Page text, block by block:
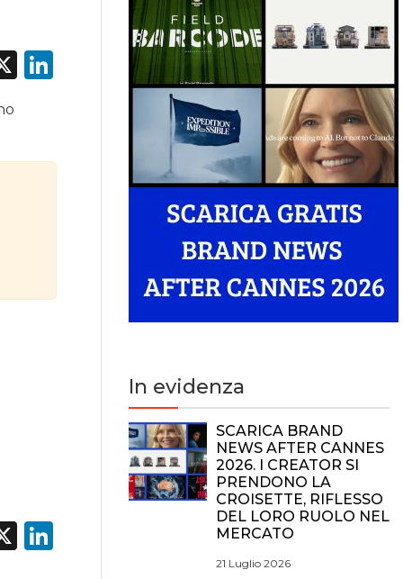
X LinkedIn
X LinkedIn
In evidenza
SCARICA BRAND
NEWS AFTER CANNES
2026. I CREATOR SI
PRENDONO LA
CROISETTE, RIFLESSO
DEL LORO RUOLO NEL
MERCATO
21 Luglio 2026